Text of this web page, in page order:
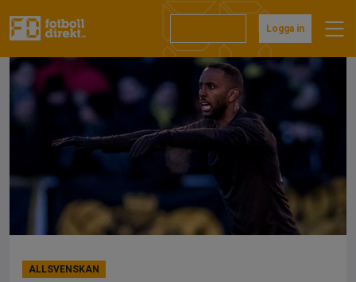
till
Logga in
ALLSVENSKAN